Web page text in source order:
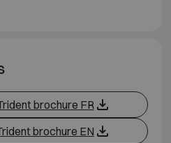
brochure FR
brochure EN